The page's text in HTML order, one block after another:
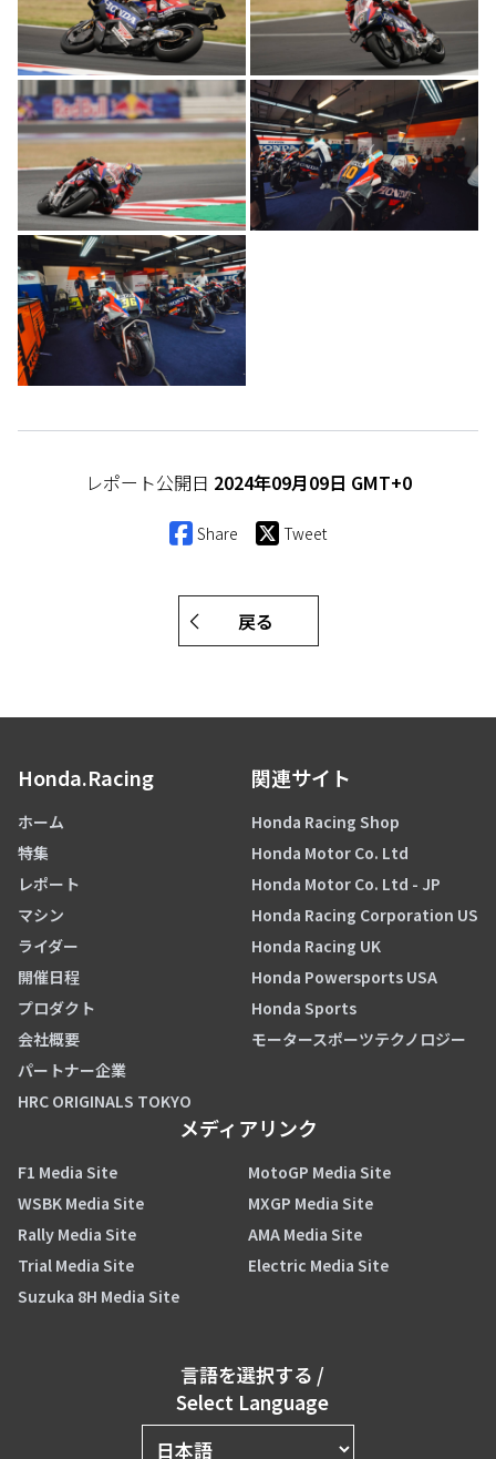
レポート公開日 2024年09月09日 GMT+0
Share Tweet
戻る
Honda.Racing
ホーム
特集
レポート
マシン
ライダー
開催日程
プロダクト
会社概要
パートナー企業
HRC ORIGINALS TOKYO
関連サイト
Honda Racing Shop
Honda Motor Co. Ltd
Honda Motor Co. Ltd - JP
Honda Racing Corporation US
Honda Racing UK
Honda Powersports USA
Honda Sports
モータースポーツテクノロジー
メディアリンク
F1 Media Site
MotoGP Media Site
WSBK Media Site
MXGP Media Site
Rally Media Site
AMA Media Site
Trial Media Site
Electric Media Site
Suzuka 8H Media Site
言語を選択する /
Select Language